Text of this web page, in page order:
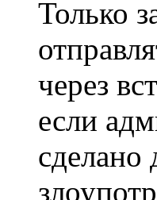
Только
через
если
сделано